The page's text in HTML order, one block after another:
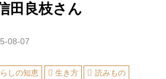
田良枝さん
08-07
しの知恵 生き方 読みもの